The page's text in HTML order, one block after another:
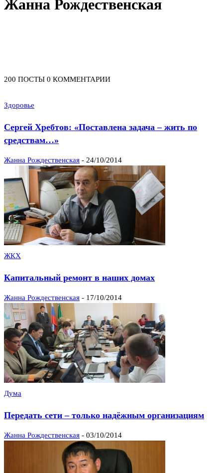
Жанна Рождественская
200 ПОСТЫ 0 КОММЕНТАРИИ
Здоровье
Сергей Хребтов: «Поставлена задача – жить по
средствам…»
Жанна Рождественская - 24/10/2014
ЖКХ
Капитальный ремонт в наших домах
Жанна Рождественская - 17/10/2014
Дума
Передать сети – только надёжным организациям
Жанна Рождественская - 03/10/2014